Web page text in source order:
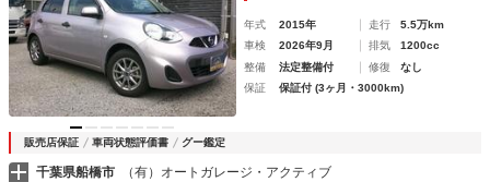
年式 2015年 走行
5.5万km
車検
2026年9月 排気
1200cc
整備
法定整備付 修復
なし
保証
保証付 (3ヶ月・3000km)
販売店保証 車両状態評価書 グー鑑定
千葉県船橋市 （有）オートガレージ・アクティブ